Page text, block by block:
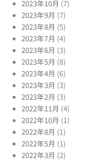
2023年10月 (7)
2023年9月 (7)
2023年8月 (5)
2023年7月 (4)
2023年6月 (3)
2023年5月 (8)
2023年4月 (6)
2023年3月 (3)
2023年2月 (3)
2022年11月 (4)
2022年10月 (1)
2022年8月 (1)
2022年5月 (1)
2022年3月 (2)